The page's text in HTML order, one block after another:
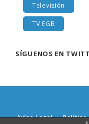
Televisión
TV EGB
SÍGUENOS EN
Aviso Legal | Política